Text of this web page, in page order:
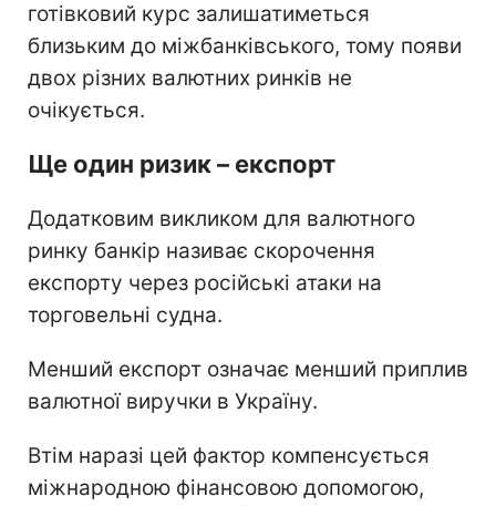
готівковий курс залишатиметься
близьким до міжбанківського, тому появи
двох різних валютних ринків не
очікується.
Ще один ризик – експорт
Додатковим викликом для валютного
ринку банкір називає скорочення
експорту через російські атаки на
торговельні судна.
Менший експорт означає менший приплив
валютної виручки в Україну.
Втім наразі цей фактор компенсується
міжнародною фінансовою допомогою,